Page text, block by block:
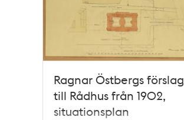
Ragnar Östbergs förslag
till Rådhus från 1902,
situationsplan